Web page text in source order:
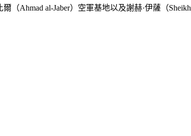
Ahmad al-Jaber）空軍基地以及謝赫·伊薩（